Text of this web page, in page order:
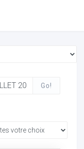
Go!